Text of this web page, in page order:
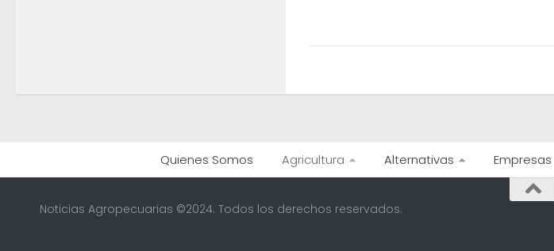
Quienes Somos Agricultura Alternativas Empresas
Noticias Agropecuarias ©2024. Todos los derechos reservados.